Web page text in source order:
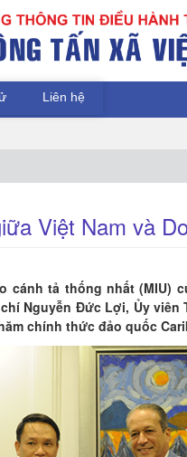
Liên hệ
Việt Nam và
cánh tả thống nhất (MIU)
Nguyễn Đức Lợi, Ủy
chính thức đảo quốc